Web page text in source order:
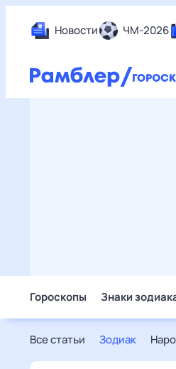
Новости ЧМ-2026
Гороскопы Знаки
Все статьи Зодиак